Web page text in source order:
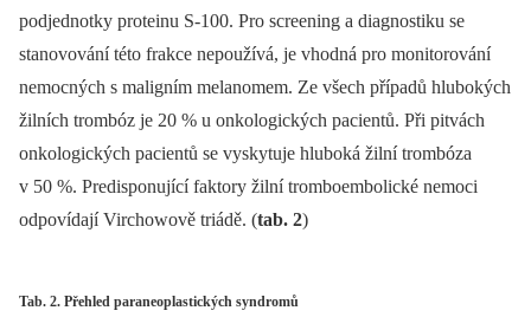
podjednotky proteinu S-100. Pro screening a diagnostiku se
stanovování této frakce nepoužívá, je vhodná pro monitorování
nemocných s maligním melanomem. Ze všech případů hlubokých
žilních trombóz je 20 % u onkologických pacientů. Při pitvách
onkologických pacientů se vyskytuje hluboká žilní trombóza
v 50 %. Predisponující faktory žilní tromboembolické nemoci
odpovídají Virchowově triádě. (tab. 2)
Tab. 2. Přehled paraneoplastických syndromů